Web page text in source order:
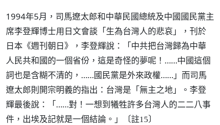
1994年5月，司馬遼太郎和中華民國總統及中國國民黨主
席李登輝博士用日文會談「生為台灣人的悲哀」，刊於
日本《週刊朝日》，李登輝說：「中共把台灣歸為中華
人民共和國的一個省份，這是奇怪的夢呢！……中國這個
詞也是含糊不清的，……國民黨是外來政權……」而司馬
遼太郎則開宗明義的指出：台灣是「無主之地」。李登
輝最後說：「……對！一想到犧牲許多台灣人的二二八事
件，出埃及記就是一個結論。」
〔註15〕